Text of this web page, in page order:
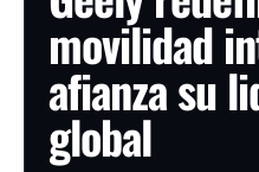
movilidad
afianza su
global